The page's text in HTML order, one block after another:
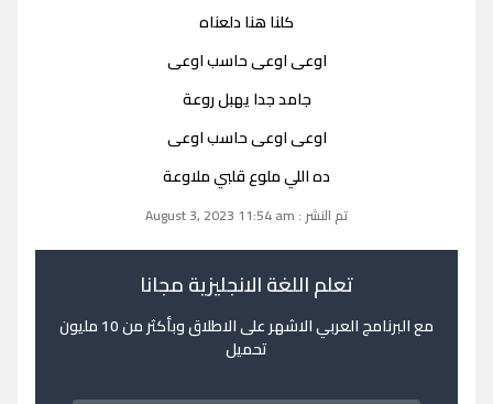
كلنا هنا دلعناه
اوعى اوعى حاسب اوعى
جامد جدا يهبل روعة
اوعى اوعى حاسب اوعى
ده اللي ملوع قلبي ملاوعة
تم النشر : August 3, 2023 11:54 am
تعلم اللغة الانجليزية مجانا
مع البرنامج العربي الاشهر على الاطلاق وبأكثر من 10 مليون
تحميل